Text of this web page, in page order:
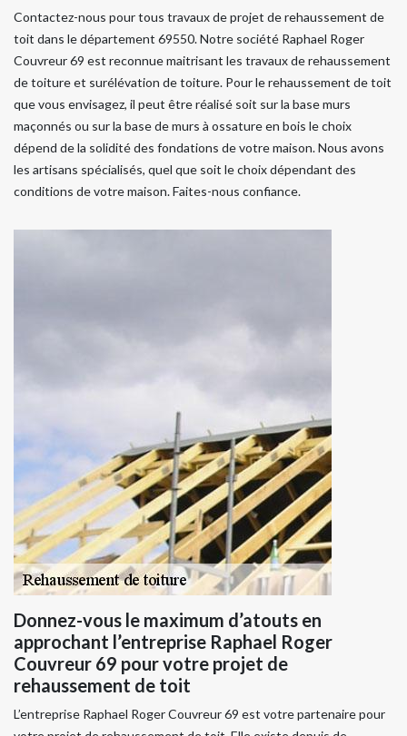
Contactez-nous pour tous travaux de projet de rehaussement de
toit dans le département 69550. Notre société Raphael Roger
Couvreur 69 est reconnue maitrisant les travaux de rehaussement
de toiture et surélévation de toiture. Pour le rehaussement de toit
que vous envisagez, il peut être réalisé soit sur la base murs
maçonnés ou sur la base de murs à ossature en bois le choix
dépend de la solidité des fondations de votre maison. Nous avons
les artisans spécialisés, quel que soit le choix dépendant des
conditions de votre maison. Faites-nous confiance.
Donnez-vous le maximum d’atouts en
approchant l’entreprise Raphael Roger
Couvreur 69 pour votre projet de
rehaussement de toit
L’entreprise Raphael Roger Couvreur 69 est votre partenaire pour